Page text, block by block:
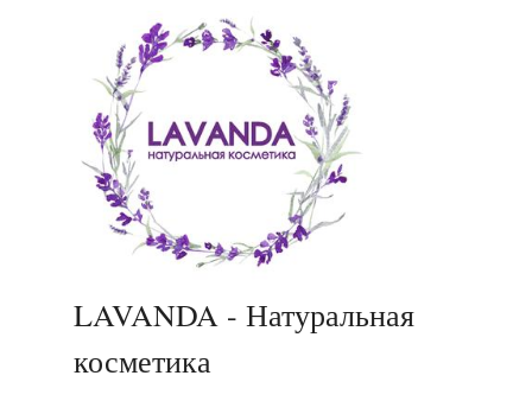
LAVANDA - Натуральная
косметика